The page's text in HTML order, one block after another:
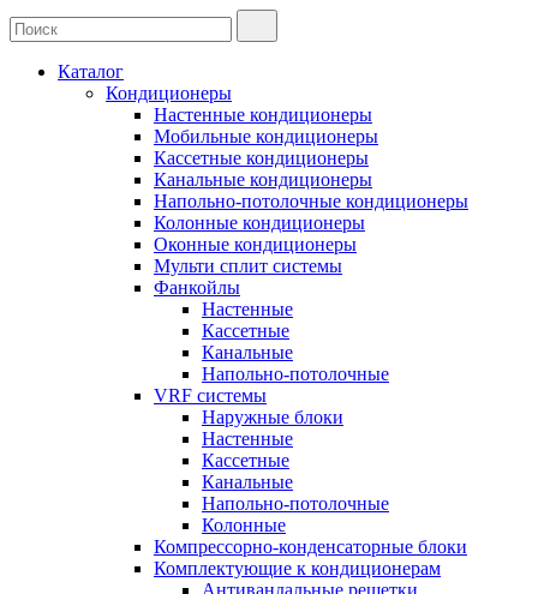
Каталог
Кондиционеры
Настенные кондиционеры
Мобильные кондиционеры
Кассетные кондиционеры
Канальные кондиционеры
Напольно-потолочные кондиционеры
Колонные кондиционеры
Оконные кондиционеры
Мульти сплит системы
Фанкойлы
Настенные
Кассетные
Канальные
Напольно-потолочные
VRF системы
Наружные блоки
Настенные
Кассетные
Канальные
Напольно-потолочные
Колонные
Компрессорно-конденсаторные блоки
Комплектующие к кондиционерам
Антивандальные решетки